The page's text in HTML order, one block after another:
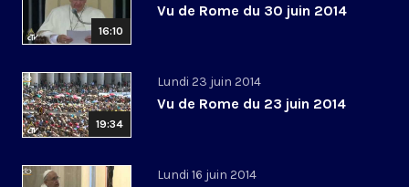
16:10
Vu de Rome du 30 juin 2014
19:34
Lundi 23 juin 2014
Vu de Rome du 23 juin 2014
Lundi 16 juin 2014